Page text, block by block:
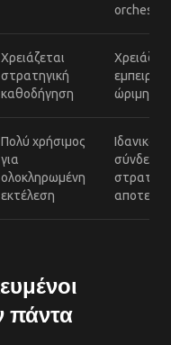
Χρειάζεται
στρατηγική
καθοδήγηση
εμπειρία
ώριμη
Πολύ χρήσιμος
για
ολοκληρωμένη
εκτέλεση
Ιδανικός
σύνδεση
πάντα